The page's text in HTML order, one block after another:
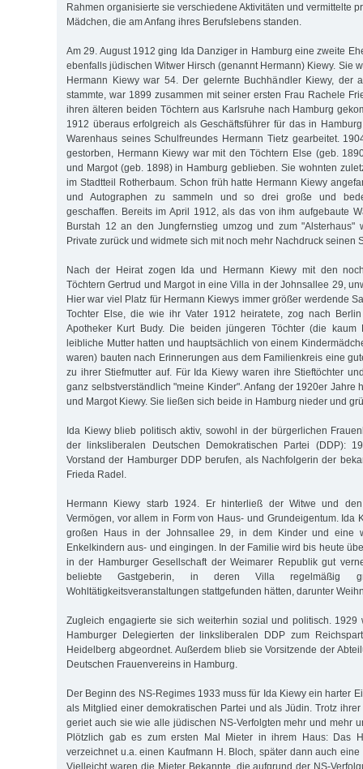
Rahmen organisierte sie verschiedene Aktivitäten und vermittelte
Mädchen, die am Anfang ihres Berufslebens standen.
Am 29. August 1912 ging Ida Danziger in Hamburg eine zweite
ebenfalls jüdischen Witwer Hirsch (genannt Hermann) Kiewy. Sie
Hermann Kiewy war 54. Der gelernte Buchhändler Kiewy, der
stammte, war 1899 zusammen mit seiner ersten Frau Rachele
ihren älteren beiden Töchtern aus Karlsruhe nach Hamburg
1912 überaus erfolgreich als Geschäftsführer für das in
Warenhaus seines Schulfreundes Hermann Tietz gearbeitet.
gestorben, Hermann Kiewy war mit den Töchtern Else (geb.
und Margot (geb. 1898) in Hamburg geblieben. Sie wohnten
im Stadtteil Rotherbaum. Schon früh hatte Hermann Kiewy
und Autographen zu sammeln und so drei große und
geschaffen. Bereits im April 1912, als das von ihm aufgebaute
Burstah 12 an den Jungfernstieg umzog und zum "Alsterhaus"
Private zurück und widmete sich mit noch mehr Nachdruck seinen
Nach der Heirat zogen Ida und Hermann Kiewy mit den
Töchtern Gertrud und Margot in eine Villa in der Johnsallee 29,
Hier war viel Platz für Hermann Kiewys immer größer werdende
Tochter Else, die wie ihr Vater 1912 heiratete, zog nach
Apotheker Kurt Budy. Die beiden jüngeren Töchter (die kaum
leibliche Mutter hatten und hauptsächlich von einem
waren) bauten nach Erinnerungen aus dem Familienkreis eine
zu ihrer Stiefmutter auf. Für Ida Kiewy waren ihre Stieftöchter
ganz selbstverständlich "meine Kinder". Anfang der 1920er Jahre
und Margot Kiewy. Sie ließen sich beide in Hamburg nieder und
Ida Kiewy blieb politisch aktiv, sowohl in der bürgerlichen
der linksliberalen Deutschen Demokratischen Partei (DDP):
Vorstand der Hamburger DDP berufen, als Nachfolgerin der
Frieda Radel.
Hermann Kiewy starb 1924. Er hinterließ der Witwe und
Vermögen, vor allem in Form von Haus- und Grundeigentum. Ida
großen Haus in der Johnsallee 29, in dem Kinder und eine
Enkelkindern aus- und eingingen. In der Familie wird bis heute
in der Hamburger Gesellschaft der Weimarer Republik gut
beliebte Gastgeberin, in deren Villa regelmäßig
Wohltätigkeitsveranstaltungen stattgefunden hätten, darunter
Zugleich engagierte sie sich weiterhin sozial und politisch.
Hamburger Delegierten der linksliberalen DDP zum
Heidelberg abgeordnet. Außerdem blieb sie Vorsitzende der
Deutschen Frauenvereins in Hamburg.
Der Beginn des NS-Regimes 1933 muss für Ida Kiewy ein harter
als Mitglied einer demokratischen Partei und als Jüdin. Trotz
geriet auch sie wie alle jüdischen NS-Verfolgten mehr und mehr
Plötzlich gab es zum ersten Mal Mieter in ihrem Haus: Das
verzeichnet u.a. einen Kaufmann H. Bloch, später dann auch eine
Vielleicht waren die Mieter Bekannte, die aufgrund der NS-